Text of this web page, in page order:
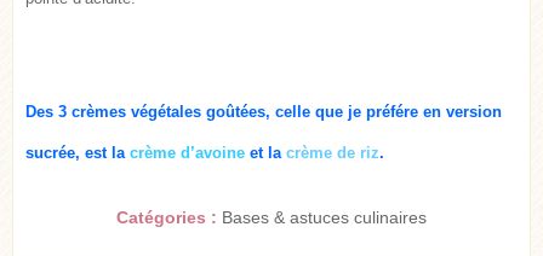
Des 3 crèmes végétales goûtées, celle que je préfére en version
sucrée, est la crème d’avoine et la crème de riz.
Catégories : Bases & astuces culinaires